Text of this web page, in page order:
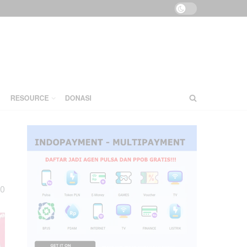
RESOURCE DONASI
0